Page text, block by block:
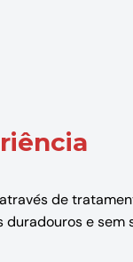
de
e sem